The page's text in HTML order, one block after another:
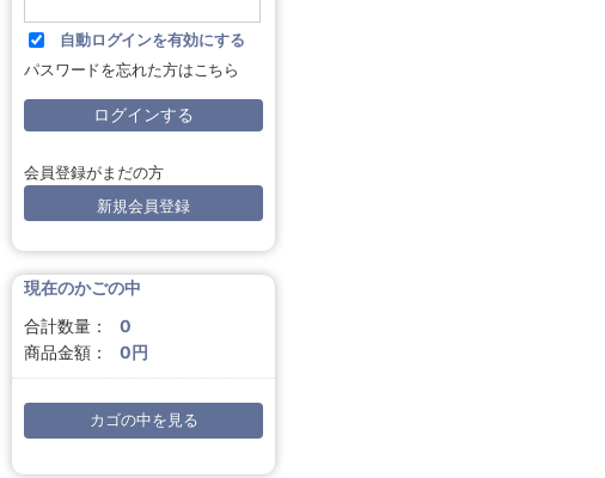
自動ログインを有効にする
パスワードを忘れた方はこちら
会員登録がまだの方
新規会員登録
現在のかごの中
合計数量：
0
商品金額：
0円
カゴの中を見る